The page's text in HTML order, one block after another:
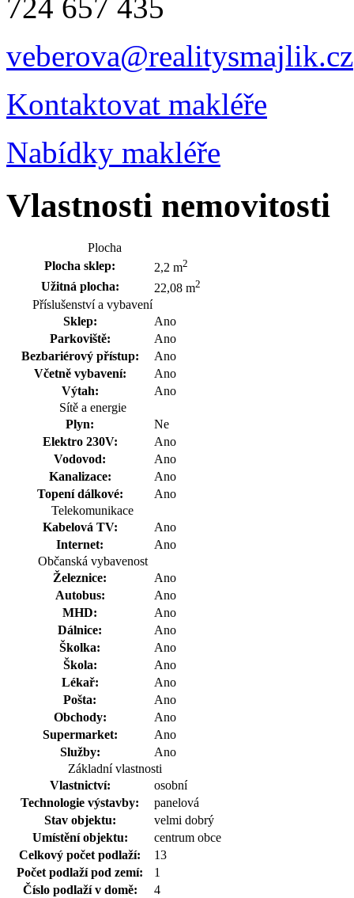
724 657 435
veberova@realitysmajlik.cz
Kontaktovat makléře
Nabídky makléře
Vlastnosti nemovitosti
Plocha
Plocha sklep:
2,2 m2
Užitná plocha: 22,08 m2
Příslušenství a vybavení
Sklep:
Ano
Parkoviště:
Ano
Bezbariérový přístup:
Ano
Včetně vybavení:
Ano
Výtah:
Ano
Sítě a energie
Plyn:
Ne
Elektro 230V:
Ano
Vodovod:
Ano
Kanalizace:
Ano
Topení dálkové:
Ano
Telekomunikace
Kabelová TV:
Ano
Internet:
Ano
Občanská vybavenost
Železnice:
Ano
Autobus:
Ano
MHD:
Ano
Dálnice:
Ano
Školka:
Ano
Škola:
Ano
Lékař:
Ano
Pošta:
Ano
Obchody:
Ano
Supermarket:
Ano
Služby:
Ano
Základní vlastnosti
Vlastnictví:
osobní
Technologie výstavby:
panelová
Stav objektu:
velmi dobrý
Umístění objektu:
centrum obce
Celkový počet podlaží:
13
Počet podlaží pod zemí:
1
Číslo podlaží v domě:
4